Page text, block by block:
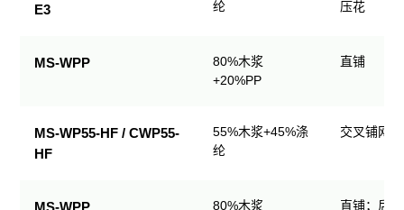
E3
纶
压花
MS-WPP
80%木浆
+20%PP
直铺
MS-WP55-HF / CWP55-
HF
55%木浆+45%涤
纶
交叉铺网
MS-WPP 80%木浆 直铺；后